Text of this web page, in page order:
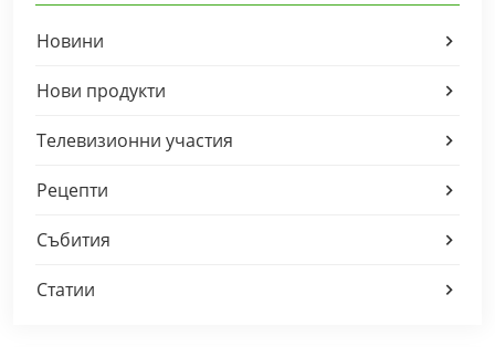
Новини
Нови продукти
Телевизионни участия
Рецепти
Събития
Статии